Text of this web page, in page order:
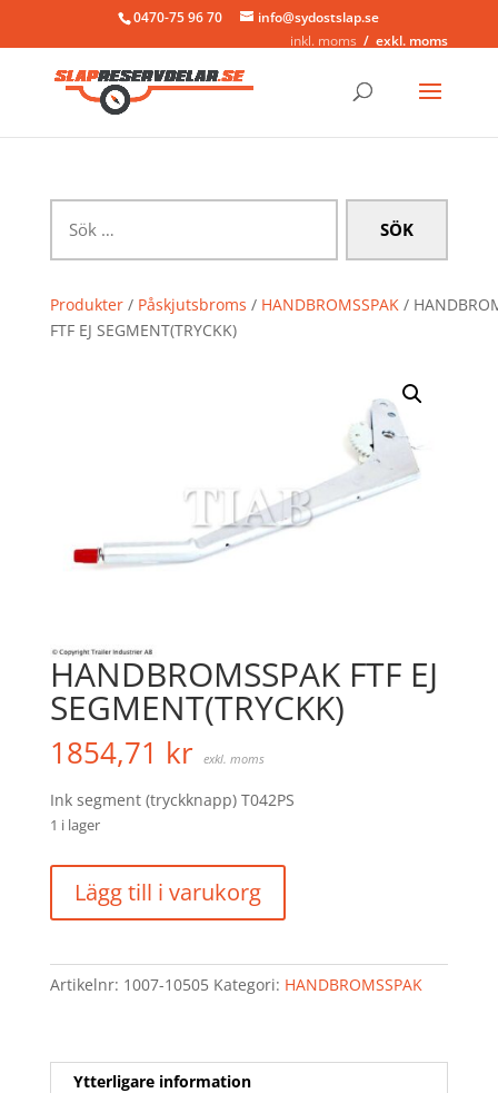
0470-75 96 70
info@sydostslap.se
inkl. moms
exkl. moms
efter:
Produkter/ Påskjutsbroms / HANDBROMSSPAK/
FTF EJ SEGMENT(TRYCKK)
HANDBROMSSPAK FTF EJ
SEGMENT(TRYCKK)
1854,71 kr exkl. moms
Ink segment (tryckknapp) T042PS
1 i lager
EJ
mängd
Lägg till i varukorg
Artikelnr: 1007-10505 Kategori: HANDBROMSSPAK
Ytterligare information